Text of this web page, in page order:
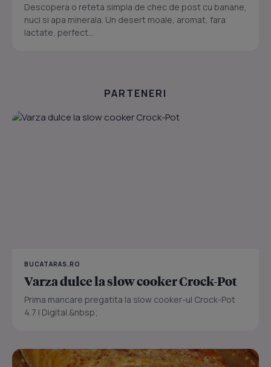
Descopera o reteta simpla de chec de post cu banane,
nuci si apa minerala. Un desert moale, aromat, fara
lactate, perfect...
PARTENERI
BUCATARAS.RO
Varza dulce la slow cooker Crock-Pot
Prima mancare pregatita la slow cooker-ul Crock-Pot
4.7 l Digital.&nbsp;